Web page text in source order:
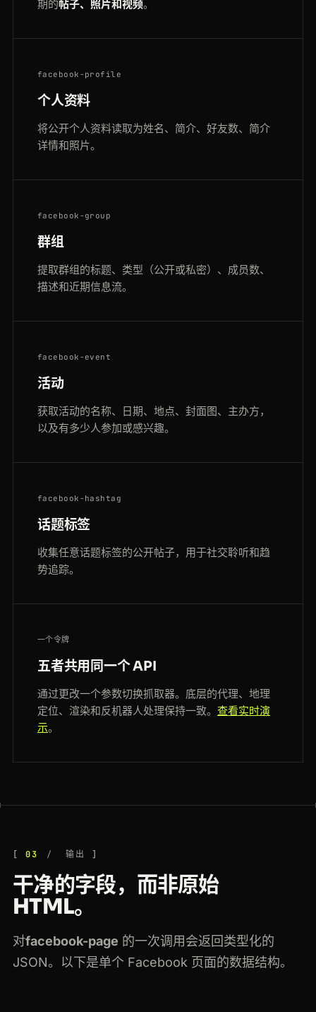
期的帖子、照片和视频。
facebook-profile
个人资料
将公开个人资料读取为姓名、简介、好友数、简介
详情和照片。
facebook-group
群组
提取群组的标题、类型（公开或私密）、成员数、
描述和近期信息流。
facebook-event
活动
获取活动的名称、日期、地点、封面图、主办方，
以及有多少人参加或感兴趣。
facebook-hashtag
话题标签
收集任意话题标签的公开帖子，用于社交聆听和趋
势追踪。
一个令牌
五者共用同一个 API
通过更改一个参数切换抓取器。底层的代理、地理
定位、渲染和反机器人处理保持一致。 查看实时演
示。
03 输出
干净的字段，而非原始
HTML。
对facebook-page 的一次调用会返回类型化的
JSON。以下是单个 Facebook 页面的数据结构。